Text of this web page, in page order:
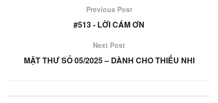
Previous Post
#513 - LỜI CÁM ƠN
Next Post
MẬT THƯ SỐ 05/2025 – DÀNH CHO THIẾU NHI